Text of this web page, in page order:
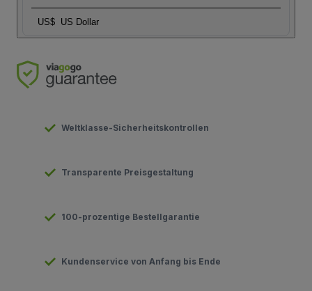
US$ US Dollar
Weltklasse-Sicherheitskontrollen
Transparente Preisgestaltung
100-prozentige Bestellgarantie
Kundenservice von Anfang bis Ende